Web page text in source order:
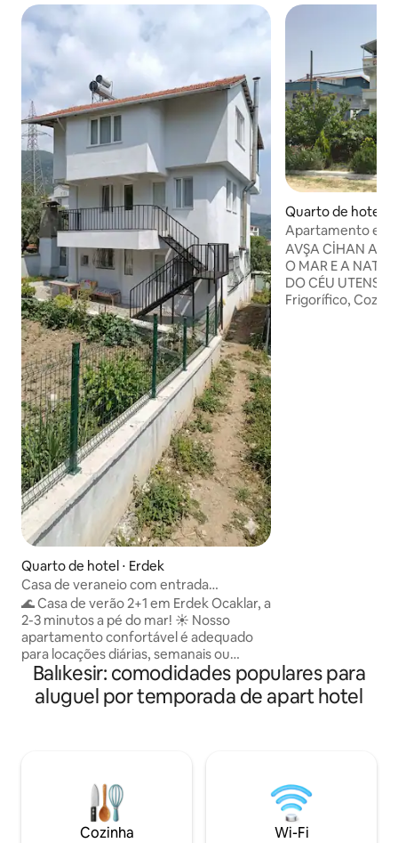
Quarto de hotel ⋅ Erdek
Casa de veraneio com entrada
independente a 2 minutos do mar em
Ocaklar
🌊 Casa de verão 2+1 em Erdek Ocaklar, a
2-3 minutos a pé do mar! ☀️ Nosso
apartamento confortável é adequado
para locações diárias, semanais ou
mensais. 🏡 Funcionalidades da nossa
casa: Andar inferior (entrada
independente): Há uma sala de estar,
solteiro + 2 sofás-cama na sala de estar,
para no máximo 7 pessoas. 📅 Por favor,
envie uma mensagem antes de
Quarto de hotel ⋅
Apartamento
beira-mar na ilha
AVŞA CİHAN
O MAR E A
DO CÉU
Frigorífico,
Balıkesir: comodidades populares para
aluguel por temporada de apart hotel
Cozinha Wi-Fi